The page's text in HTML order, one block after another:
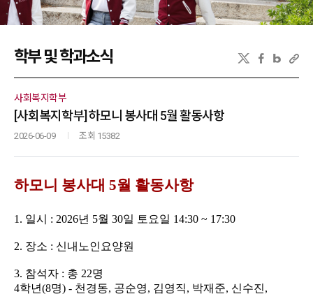
학부 및 학과소식
사회복지학부
[사회복지학부] 하모니 봉사대 5월 활동사항
2026-06-09 조회 15382